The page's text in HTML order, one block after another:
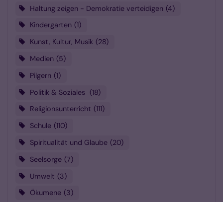
Haltung zeigen - Demokratie verteidigen 4
Kindergarten 1
Kunst, Kultur, Musik 28
Medien 5
Pilgern 1
Politik & Soziales
18
Religionsunterricht
111
Schule 110
Spiritualität und Glaube 20
Seelsorge 7
Umwelt 3
Ökumene
3